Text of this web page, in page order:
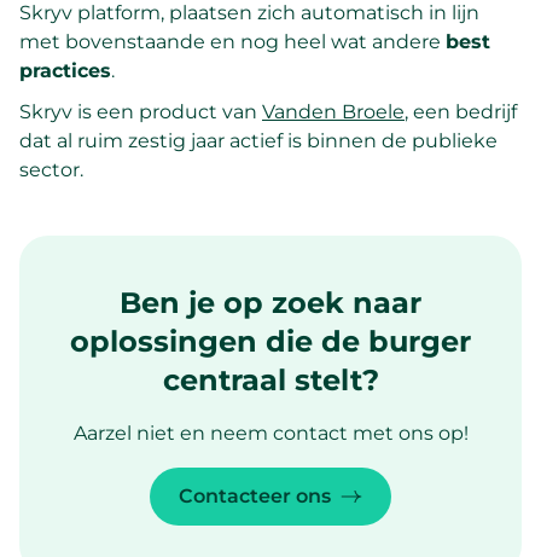
Skryv platform, plaatsen zich automatisch in lijn
met bovenstaande en nog heel wat andere best
practices.
Skryv is een product van Vanden Broele, een bedrijf
dat al ruim zestig jaar actief is binnen de publieke
sector.
Ben je op zoek naar
oplossingen die de burger
centraal stelt?
Aarzel niet en neem contact met ons op!
Contacteer ons